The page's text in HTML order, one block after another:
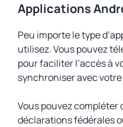
Applications
Peu importe le type
utilisez. Vous pouvez
pour faciliter l’accès à
synchroniser avec
Vous pouvez compléter
déclarations fédérales